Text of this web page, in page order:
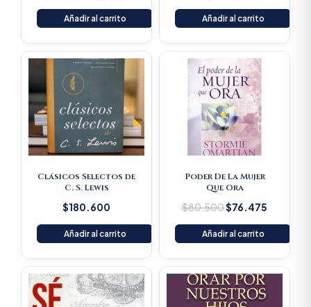
Añadir al carrito Añadir al carrito
Clásicos Selectos de
C. S. Lewis
$180.600
Añadir al carrito
Poder De La Mujer
Que Ora
$80.500
Original
price
was:
$80.500.
$76.475
Current
Añadir al carrito